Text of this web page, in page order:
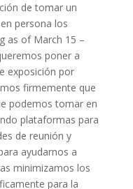
de tomar un
persona los
as of March 15 –
poner a
exposición por
firmemente que
podemos tomar en
plataformas para
de reunión y
ayudarnos a
minimizamos los
para la